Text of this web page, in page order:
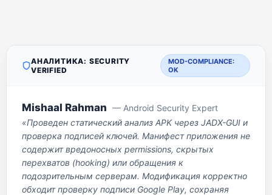
АНАЛИТИКА: SECURITY
VERIFIED
MOD-COMPLIANCE:
OK
Mishaal Rahman — Android Security Expert
«Проведен статический анализ APK через JADX-GUI и
проверка подписей ключей. Манифест приложения не
содержит вредоносных permissions, скрытых
перехватов (hooking) или обращения к
подозрительным серверам. Модификация корректно
обходит проверку подписи Google Play, сохраняя